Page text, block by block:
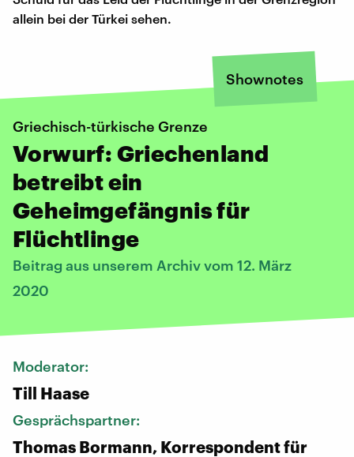
allein bei der Türkei sehen.
Shownotes
Griechisch-türkische Grenze
Vorwurf: Griechenland
betreibt ein
Geheimgefängnis für
Flüchtlinge
Beitrag aus unserem Archiv vom 12. März
2020
Moderator:
Till Haase
Gesprächspartner:
Thomas Bormann, Korrespondent für